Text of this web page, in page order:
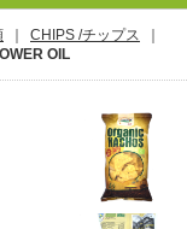
CHIPS /チップス
OIL